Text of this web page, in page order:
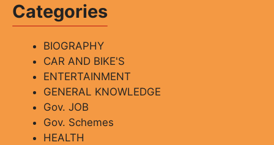
Categories
BIOGRAPHY
CAR AND BIKE'S
ENTERTAINMENT
GENERAL KNOWLEDGE
Gov. JOB
Gov. Schemes
HEALTH